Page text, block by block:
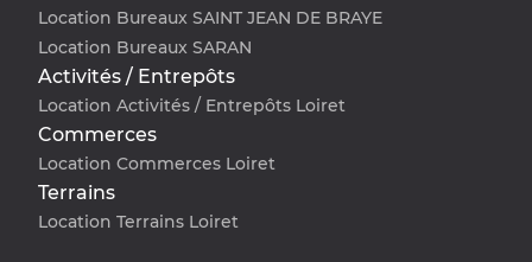
Location Bureaux SAINT JEAN DE BRAYE
Location Bureaux SARAN
Activités / Entrepôts
Location Activités / Entrepôts Loiret
Commerces
Location Commerces Loiret
Terrains
Location Terrains Loiret